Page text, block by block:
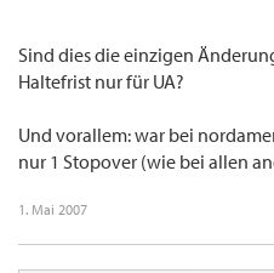
Sind dies die einzigen
Haltefrist nur für UA?
Und vorallem: war bei
nur 1 Stopover (wie bei allen
1. Mai 2007